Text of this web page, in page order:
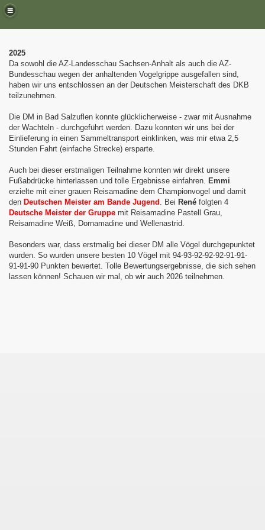
2025
Da sowohl die AZ-Landesschau Sachsen-Anhalt als auch die AZ-
Bundesschau wegen der anhaltenden Vogelgrippe ausgefallen sind,
haben wir uns entschlossen an der Deutschen Meisterschaft des DKB
teilzunehmen.
Die DM in Bad Salzuflen konnte glücklicherweise - zwar mit Ausnahme
der Wachteln - durchgeführt werden. Dazu konnten wir uns bei der
Einlieferung in einen Sammeltransport einklinken, was mir etwa 2,5
Stunden Fahrt (einfache Strecke) ersparte.
Auch bei dieser erstmaligen Teilnahme konnten wir direkt unsere
Fußabdrücke hinterlassen und tolle Ergebnisse einfahren. Emmi
erzielte mit einer grauen Reisamadine dem Championvogel und damit
den Deutschen Meister am Bande Jugend . Bei René folgten 4
Deutsche Meister der Gruppe mit Reisamadine Pastell Grau,
Reisamadine Weiß, Dornamadine und Wellenastrid.
Besonders war, dass erstmalig bei dieser DM alle Vögel durchgepunktet
wurden. So wurden unsere besten 10 Vögel mit 94-93-92-92-92-91-91-
91-91-90 Punkten bewertet. Tolle Bewertungsergebnisse, die sich sehen
lassen können! Schauen wir mal, ob wir auch 2026 teilnehmen.